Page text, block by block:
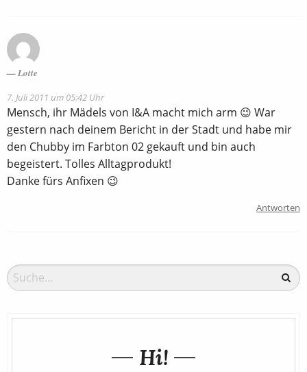
Lotte
7. Juli 2011 um 05:42 Uhr
Mensch, ihr Mädels von I&A macht mich arm 😉 War
gestern nach deinem Bericht in der Stadt und habe mir
den Chubby im Farbton 02 gekauft und bin auch
begeistert. Tolles Alltagprodukt!
Danke fürs Anfixen 😉
Antworten
Hi!